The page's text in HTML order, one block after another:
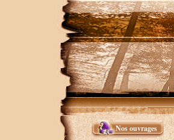
Nos ouvrages